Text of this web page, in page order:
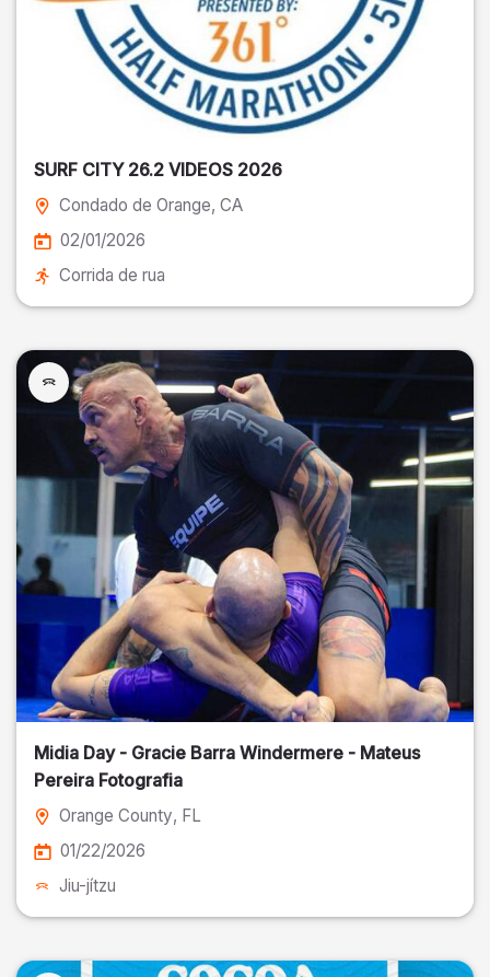
SURF CITY 26.2 VIDEOS 2026
Condado de Orange, CA
02/01/2026
Corrida de rua
Midia Day - Gracie Barra Windermere - Mateus
Pereira Fotografia
Orange County, FL
01/22/2026
Jiu-jítzu